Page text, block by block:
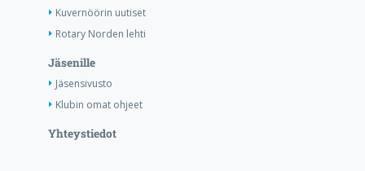
Kuvernöörin uutiset
Rotary Norden lehti
Jäsenille
Jäsensivusto
Klubin omat ohjeet
Yhteystiedot